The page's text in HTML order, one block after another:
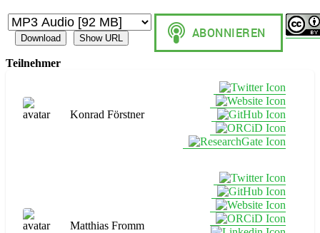
Download Show URL
Teilnehmer
Konrad Förstner
Matthias Fromm